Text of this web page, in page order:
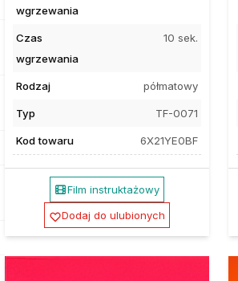
wgrzewania
Czas
wgrzewania
10 sek.
Rodzaj półmatowy
Typ TF-0071
Kod towaru 6X21YE0BF
Film instruktażowy
Dodaj do ulubionych